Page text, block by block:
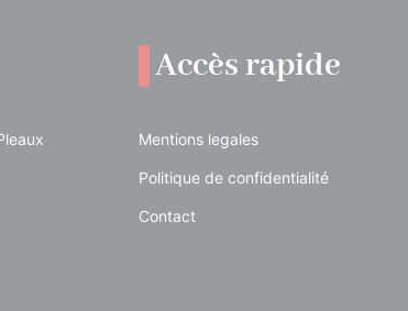
Accès rapide
Mentions legales
Politique de confidentialité
Contact